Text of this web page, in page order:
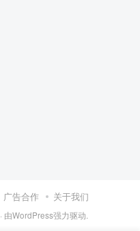
广告合作 关于我们
· 由WordPress强力驱动.